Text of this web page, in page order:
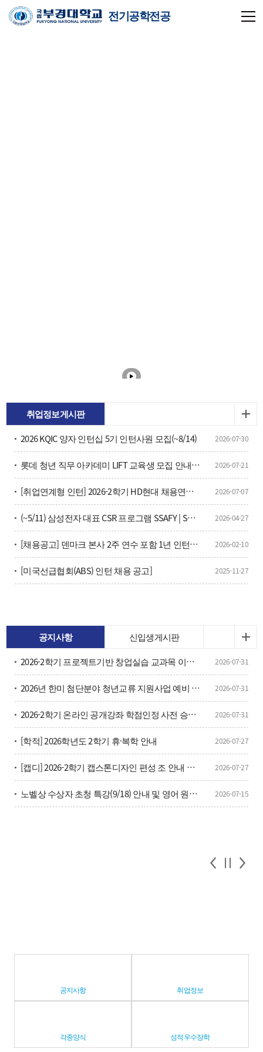
전기공학전공
취업정보게시판
2026 KQIC 양자 인턴십 5기 인턴사원 모집(~8/14)
2026-07-30
롯데 청년 직무 아카데미 LIFT 교육생 모집 안내(~7/26) 2026-07-21
[취업연계형 인턴] 2026-2학기 HD현대 채용연계형 현장실습학기제 모집 2026-07-07
(~5/11) 삼성전자 대표 CSR 프로그램 SSAFY | SW·AI 인재 양성을 위한 16기 교육생 모집 안내？ 2026-04-27
[채용공고] 덴마크 본사 2주 연수 포함 1년 인턴과정 수료 후 즉시 채용 예정 2026-02-10
[미국선급협회(ABS) 인턴 채용 공고] 2025-11-27
공지사항
신입생게시판
2026-2학기 프로젝트기반 창업실습 교과목 이수구분변경 신청 안내
2026-07-31
2026년 한미 첨단분야 청년교류 지원사업 예비 장학생 선발 안내 2026-07-31
2026-2학기 온라인 공개강좌 학점인정 사전 승인 신청 안내 2026-07-31
[학적] 2026학년도 2학기 휴·복학 안내 2026-07-27
[캡디] 2026-2학기 캡스톤디자인 편성 조 안내 및 캡디 단톡방 안내 2026-07-27
노벨상 수상자 초청 특강(9/18) 안내 및 영어 원탁토론 참가 학생 모집(8/3~8/7) 안내 2026-07-15
공지사항 취업정보
각종양식 성적우수장학